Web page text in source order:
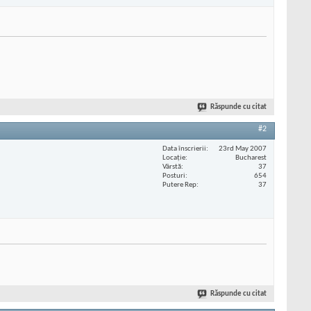
Răspunde cu citat
#2
Data înscrierii
23rd May 2007
Locaţie
Bucharest
Vârstă
37
Posturi
654
Putere Rep
37
Răspunde cu citat